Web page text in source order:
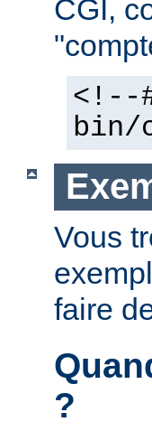
CGI,
<!--
bin/
Vous
faire
?